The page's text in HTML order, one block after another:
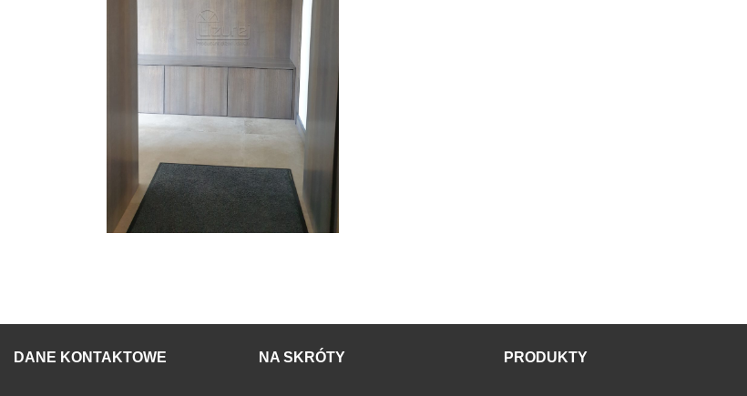
DANE KONTAKTOWE NA SKRÓTY PRODUKTY